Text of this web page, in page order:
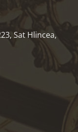
Sat Hlincea,